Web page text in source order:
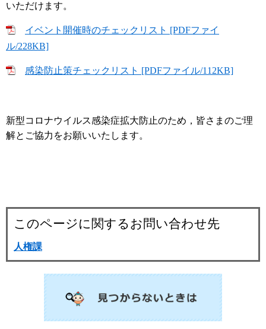
いただけます。
イベント開催時のチェックリスト [PDFファイ
ル/228KB]
感染防止策チェックリスト [PDFファイル/112KB]
新型コロナウイルス感染症拡大防止のため，皆さまのご理
解とご協力をお願いいたします。
このページに関するお問い合わせ先
人権課